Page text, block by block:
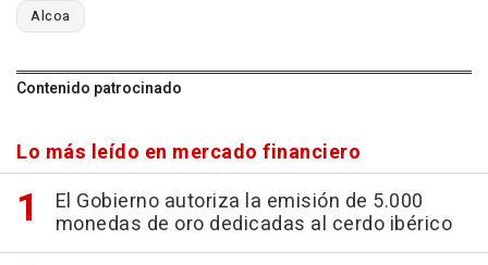
Alcoa
Contenido patrocinado
Lo más leído en mercado financiero
El Gobierno autoriza la emisión de 5.000
monedas de oro dedicadas al cerdo ibérico